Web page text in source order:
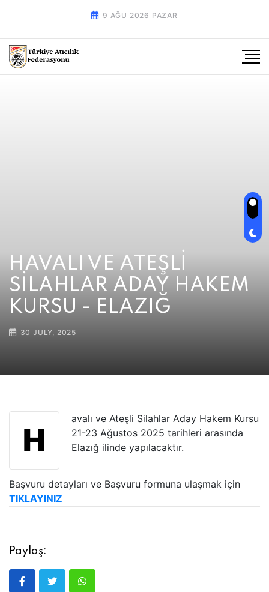
9 AĞU 2026 PAZAR
HAVALI VE ATEŞLİ
SİLAHLAR ADAY HAKEM
KURSU - ELAZIĞ
30 JULY, 2025
H
avalı ve Ateşli Silahlar Aday Hakem Kursu
21-23 Ağustos 2025 tarihleri arasında
Elazığ ilinde yapılacaktır.
Başvuru detayları ve Başvuru formuna ulaşmak için
TIKLAYINIZ
Paylaş: